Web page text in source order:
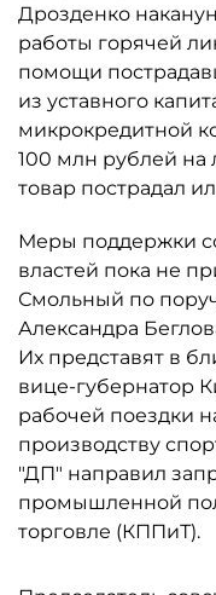
Дрозденко
работы горячей
помощи
из уставного
микрокредитной
100 млн рублей на
товар пострадал
Меры поддержки
властей пока не
Смольный по
Александра
Их представят в
вице-губернатор
рабочей поездки
производству
"ДП" направил
промышленной
торговле (КППиТ).